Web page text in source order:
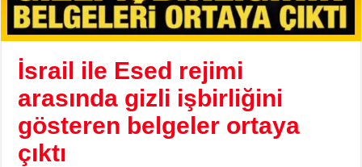
İsrail ile Esed rejimi
arasında gizli işbirliğini
gösteren belgeler ortaya
çıktı